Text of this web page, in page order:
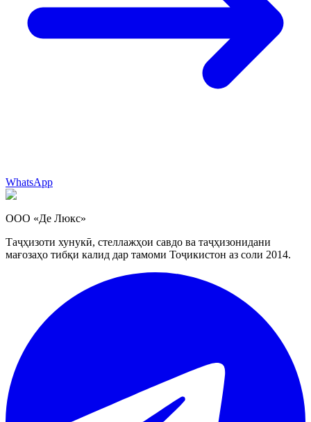
WhatsApp
ООО «Де Люкс»
Таҷҳизоти хунукӣ, стеллажҳои савдо ва таҷҳизонидани
мағозаҳо тибқи калид дар тамоми Тоҷикистон аз соли 2014.